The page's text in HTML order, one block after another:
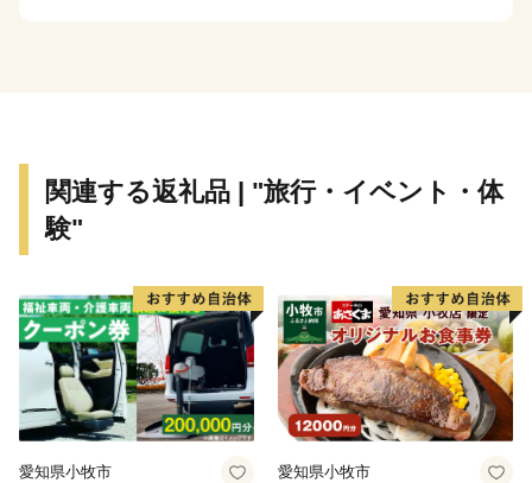
施設も年々充実しています。
力ある食文化などにより、近年、観光地としての人気も
高まっています。
関連する返礼品 | "旅行・イベント・体
験"
愛知県小牧市 愛知県小牧市